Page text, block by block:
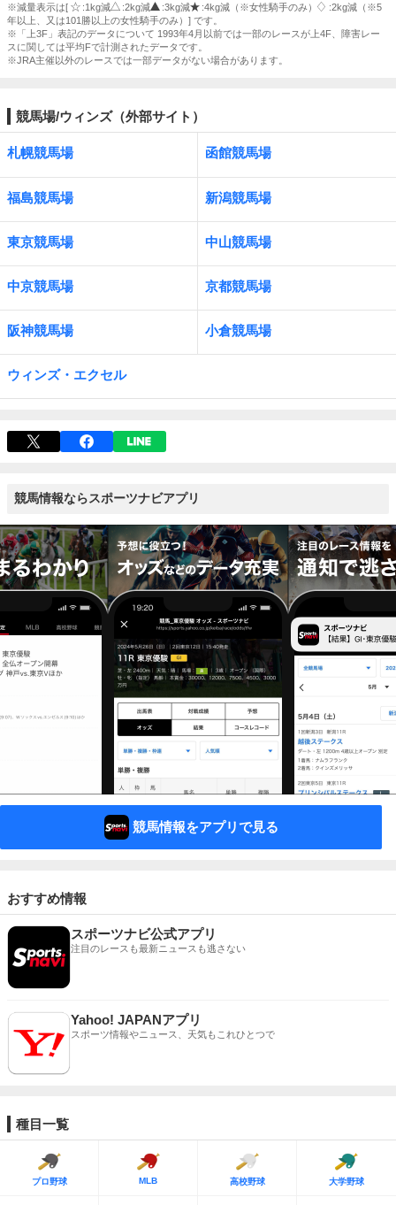
※減量表示は[
:1kg減 :2kg減 :3kg減 :4kg減（※女性騎手のみ）
:2kg減（※5
年以上、又は101勝以上の女性騎手のみ）] です。
※「上3F」表記のデータについて 1993年4月以前では一部のレースが上4F、障害レー
スに関しては平均Fで計測されたデータです。
※JRA主催以外のレースでは一部データがない場合があります。
競馬場/ウィンズ（外部サイト）
札幌競馬場 函館競馬場
福島競馬場 新潟競馬場
東京競馬場 中山競馬場
中京競馬場 京都競馬場
阪神競馬場 小倉競馬場
ウィンズ・エクセル
競馬情報ならスポーツナビアプリ
競馬情報をアプリで見る
おすすめ情報
スポーツナビ公式アプリ
注目のレースも最新ニュースも逃さない
Yahoo! JAPANアプリ
スポーツ情報やニュース、天気もこれひとつで
種目一覧
プロ野球 MLB 高校野球 大学野球